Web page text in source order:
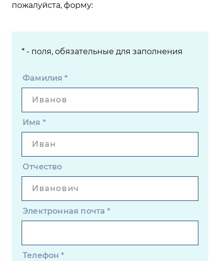
пожалуйста, форму:
* - поля, обязательные для заполнения
Фамилия *
Имя *
Отчество
Электронная почта *
Телефон *